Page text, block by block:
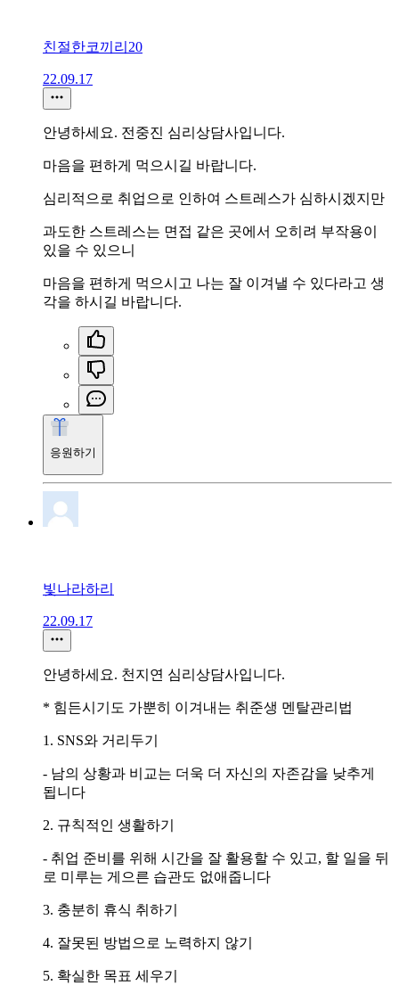
친절한코끼리20
22.09.17
안녕하세요. 전중진 심리상담사입니다.
마음을 편하게 먹으시길 바랍니다.
심리적으로 취업으로 인하여 스트레스가 심하시겠지만
과도한 스트레스는 면접 같은 곳에서 오히려 부작용이
있을 수 있으니
마음을 편하게 먹으시고 나는 잘 이겨낼 수 있다라고 생
각을 하시길 바랍니다.
응원하기
빛나라하리
22.09.17
안녕하세요. 천지연 심리상담사입니다.
* 힘든시기도 가뿐히 이겨내는 취준생 멘탈관리법
1. SNS와 거리두기
- 남의 상황과 비교는 더욱 더 자신의 자존감을 낮추게
됩니다
2. 규칙적인 생활하기
- 취업 준비를 위해 시간을 잘 활용할 수 있고, 할 일을 뒤
로 미루는 게으른 습관도 없애줍니다
3. 충분히 휴식 취하기
4. 잘못된 방법으로 노력하지 않기
5. 확실한 목표 세우기